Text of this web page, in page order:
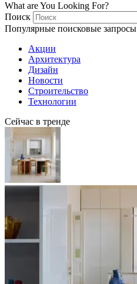
What are You Looking For?
Поиск
Популярные поисковые запросы
Акции
Архитектура
Дизайн
Новости
Строительство
Технологии
Сейчас в тренде